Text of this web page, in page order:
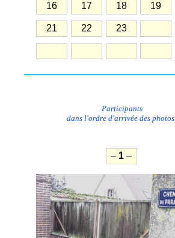
16 17 18 19
21 22 23
Participants
dans l'ordre d'arrivée des photos.
– 1 –